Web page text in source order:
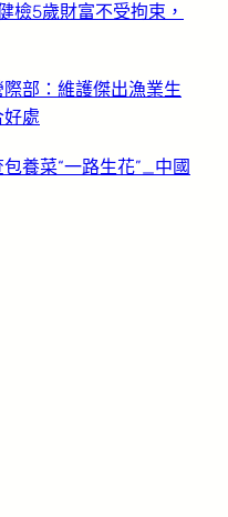
檢5歲財富不受拘束，
部：維護傑出漁業生
處
養菜“一路生花”_中國